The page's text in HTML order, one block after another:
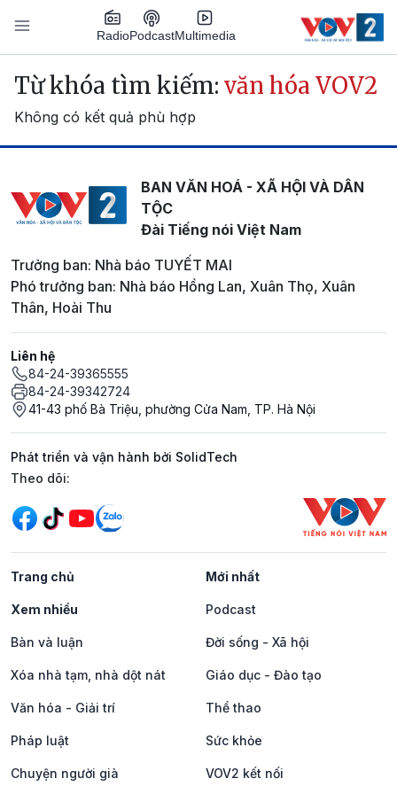
Nhảy đến nội dung
RadioPodcastMultimedia
Main navigation
Từ khóa tìm kiếm: văn hóa VOV2
Không có kết quả phù hợp
BAN VĂN HOÁ - XÃ HỘI VÀ DÂN
TỘC
Đài Tiếng nói Việt Nam
Trưởng ban: Nhà báo TUYẾT MAI
Phó trưởng ban: Nhà báo Hồng Lan, Xuân Thọ, Xuân
Thân, Hoài Thu
Liên hệ
84-24-39365555
84-24-39342724
41-43 phố Bà Triệu, phường Cửa Nam, TP. Hà Nội
Phát triển và vận hành bởi SolidTech
Mạng xã hội
Theo dõi:
Trang chủ Mới nhất
Xem nhiều Podcast
Bàn và luận Đời sống - Xã hội
Xóa nhà tạm, nhà dột nát Giáo dục - Đào tạo
Văn hóa - Giải trí Thể thao
Pháp luật Sức khỏe
Chuyện người già VOV2 kết nối